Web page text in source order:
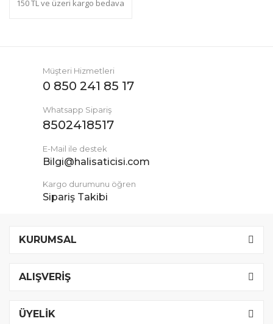
150 TL ve üzeri kargo bedava
Müşteri Hizmetleri
0 850 241 85 17
Whatsapp Sipariş
8502418517
E-Mail ile destek
Bilgi@halisaticisi.com
Kargo durumunu öğren
Sipariş Takibi
KURUMSAL
ALIŞVERİŞ
ÜYELİK